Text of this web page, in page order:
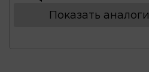
Показать аналоги